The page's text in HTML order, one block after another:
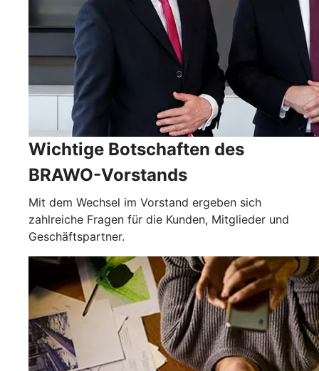
Wichtige Botschaften des
BRAWO-Vorstands
Mit dem Wechsel im Vorstand ergeben sich
zahlreiche Fragen für die Kunden, Mitglieder und
Geschäftspartner.